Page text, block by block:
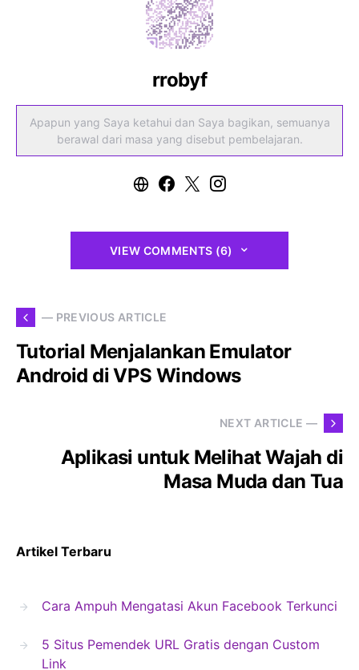
rrobyf
Apapun yang Saya ketahui dan Saya bagikan, semuanya
berawal dari masa yang disebut pembelajaran.
VIEW COMMENTS (6)
— PREVIOUS ARTICLE
Tutorial Menjalankan Emulator
Android di VPS Windows
NEXT ARTICLE —
Aplikasi untuk Melihat Wajah di
Masa Muda dan Tua
Artikel Terbaru
Cara Ampuh Mengatasi Akun Facebook Terkunci
5 Situs Pemendek URL Gratis dengan Custom
Link